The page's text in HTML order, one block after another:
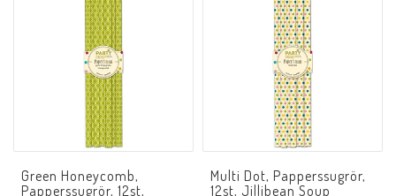
Green Honeycomb,
Papperssugrör, 12st,
Multi Dot, Papperssugrör,
12st, Jillibean Soup